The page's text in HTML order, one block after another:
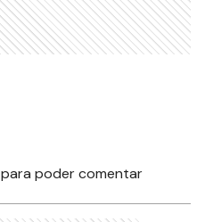
para poder comentar